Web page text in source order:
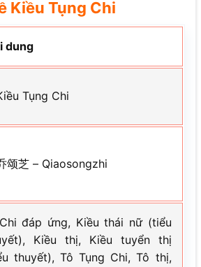
Kiều Tụng Chi
dung
Tụng Chi
颂芝 – Qiaosongzhi
đáp ứng, Kiều thái nữ (tiểu
Kiều thị, Kiều tuyển thị
thuyết), Tô Tụng Chi, Tô thị,